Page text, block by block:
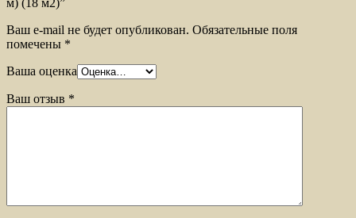
м) (18 м2)”
Ваш e-mail не будет опубликован. Обязательные поля
помечены *
Ваша оценка
Ваш отзыв *